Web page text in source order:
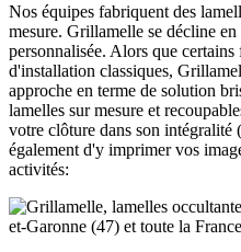
Nos équipes fabriquent des
mesure. Grillamelle se décline
personnalisée. Alors que
d'installation classiques,
approche en terme de solution
lamelles sur mesure et
votre clôture dans son intégralité
également d'y imprimer vos
activités: